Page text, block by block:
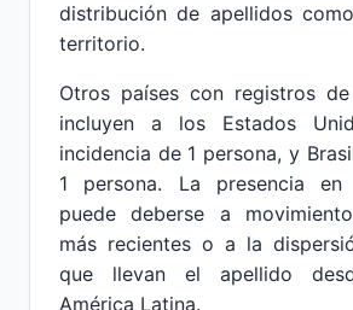
distribución de apellidos
territorio.
Otros países con registros
incluyen a los Estados
incidencia de 1 persona, y
1 persona. La presencia en
puede deberse a
más recientes o a la
que llevan el apellido
América Latina.